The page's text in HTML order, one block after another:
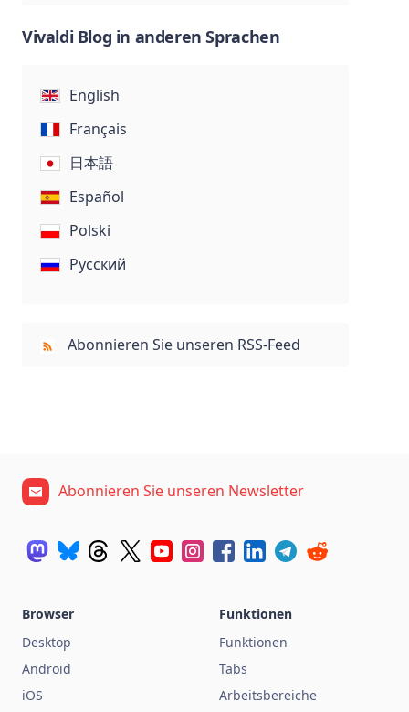
Vivaldi Blog in anderen Sprachen
English
Français
日本語
Español
Polski
Русский
Abonnieren Sie unseren RSS-Feed
Abonnieren Sie unseren Newsletter
Browser
Desktop
Android
iOS
Funktionen
Funktionen
Tabs
Arbeitsbereiche